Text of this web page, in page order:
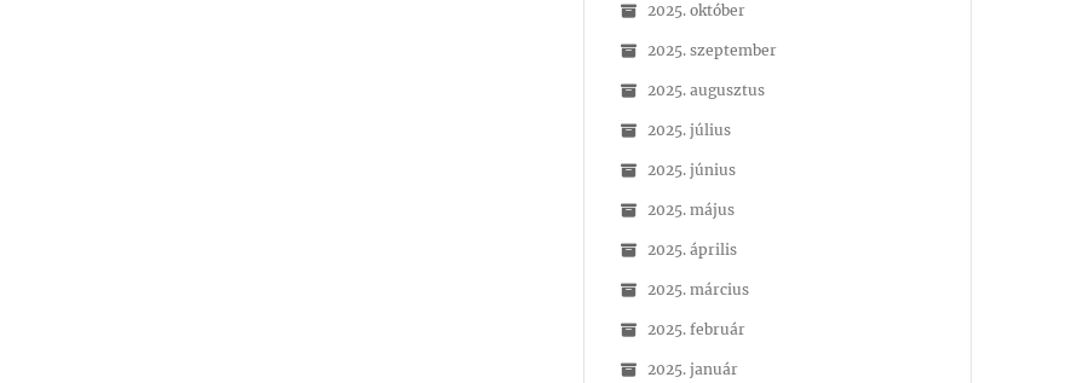
2025. október
2025. szeptember
2025. augusztus
2025. július
2025. június
2025. május
2025. április
2025. március
2025. február
2025. január